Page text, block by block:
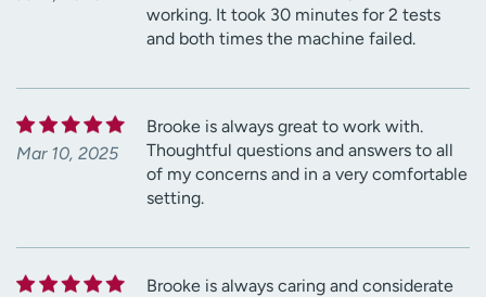
working. It took 30 minutes for 2 tests
and both times the machine failed.
Mar 10, 2025
Brooke is always great to work with.
Thoughtful questions and answers to all
of my concerns and in a very comfortable
setting.
Brooke is always caring and considerate